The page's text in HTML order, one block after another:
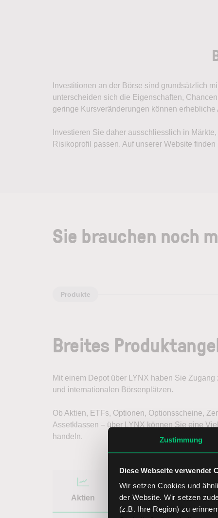
Zustimmung
Diese Webseite verwendet
Wir setzen Cookies und
der Website. Wir setzen
(z.B. Ihre Region) zu
Investitionen an der Börse sind grundsätzlich
unterscheiden sich die Eigenschaften,
geringe Kursveränderungen können
Investieren Sie daher ausschliesslich in
Risikoprofil passen. Auf unserer Website
Sie brauchen noch
Produkte
Breites
Mit einem Depot über LYNX haben Sie
und internationalen Börsenplätzen.
Ob Aktien, ETFs, Optionen, Optionsscheine,
Assetklassen – über LYNX können Sie eine
handeln.
Aktien ETFs